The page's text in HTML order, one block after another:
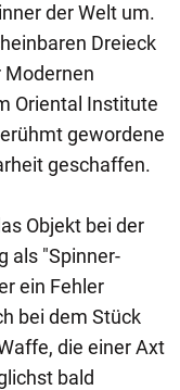
der Welt um.
Dreieck
Modernen
Oriental Institute
gewordene
geschaffen.
Objekt bei der
als "Spinner-
ein Fehler
bei dem Stück
die einer Axt
bald